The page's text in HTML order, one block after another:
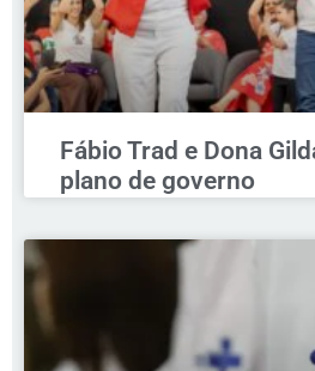
Fábio Trad e Dona
plano de governo